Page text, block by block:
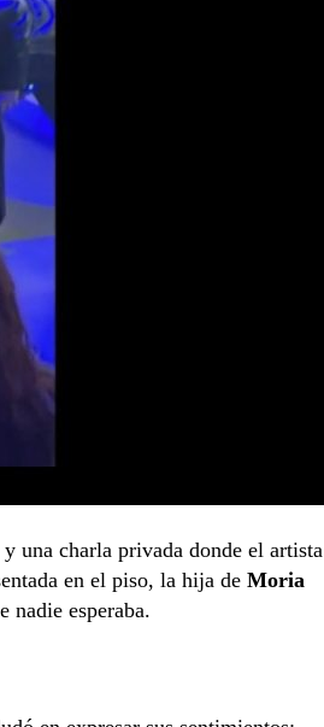
una charla privada donde el artista
en el piso, la hija de Moria
nadie esperaba.